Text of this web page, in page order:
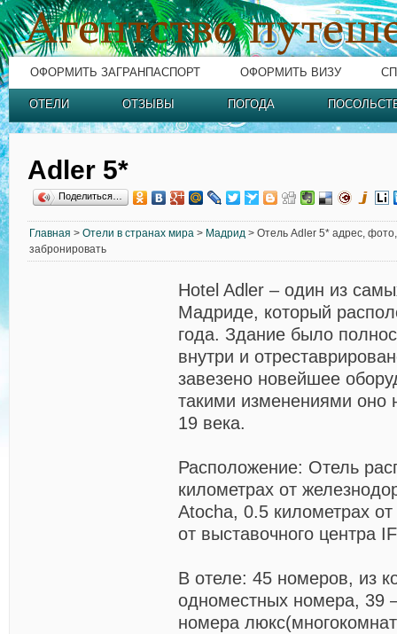
ОФОРМИТЬ ЗАГРАНПАСПОРТ ОФОРМИТЬ ВИЗУ
ОТЕЛИ ОТЗЫВЫ ПОГОДА
Adler 5*
Поделиться…
Главная > Отели в странах мира > Мадрид > Отель Adler 5* адрес,
забронировать
Hotel Adler – один из
Мадриде, который
года. Здание было
внутри и
завезено новейшее
такими изменениями оно
19 века.
Расположение: Отель
километрах от
Atocha, 0.5 километрах
от выставочного центра
В отеле: 45 номеров, из
одноместных номера, 39
номера